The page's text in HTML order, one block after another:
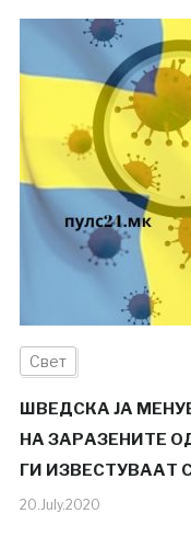
Свет
ШВЕДСКА ЈА
НА ЗАРАЗЕНИТЕ
ГИ ИЗВЕСТУВААТ
20.July.2020